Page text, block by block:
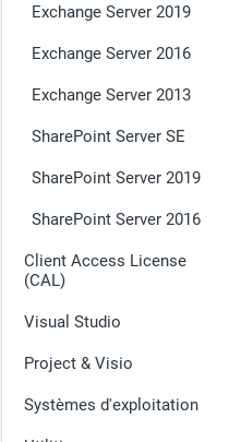
Exchange Server 2019
Exchange Server 2016
Exchange Server 2013
SharePoint Server SE
SharePoint Server 2019
SharePoint Server 2016
Client Access License
(CAL)
Visual Studio
Project & Visio
Systèmes d'exploitation